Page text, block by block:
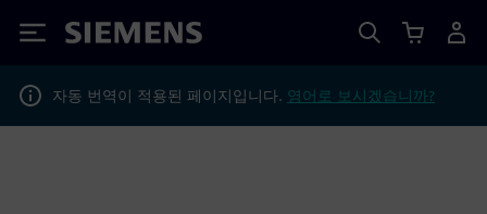
Siemens
자동 번역이 적용된 페이지입니다. 영어로 보시겠습니까?